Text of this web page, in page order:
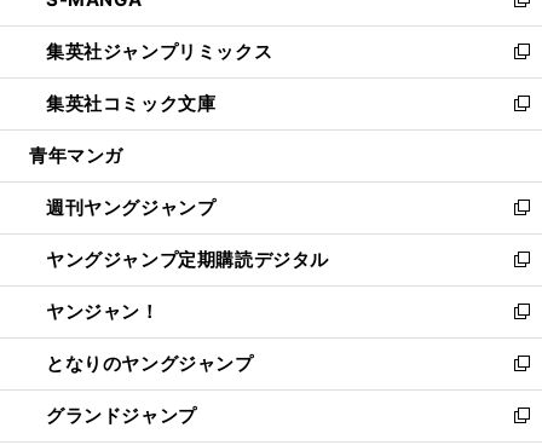
開
く
ウ
で
開
く
ン
ド
ウ
で
開
ウ
ィ
ン
ド
ウ
開
く
新
し
い
ウ
ィ
ン
ウ
で
開
く
集英社ジャンプリミックス
新
し
い
ウ
ン
ド
ウ
で
開
く
集英社コミック文庫
新
し
ウ
ィ
ン
ド
ウ
で
開
く
青年マンガ
週刊ヤングジャンプ
新
し
い
ウ
ィ
ン
ド
ウ
で
ヤングジャンプ定期購読デジタル
新
し
い
ウ
ィ
ン
ド
ヤンジャン！
新
し
い
ウ
ィ
となりのヤングジャンプ
新
し
い
グランドジャンプ
新